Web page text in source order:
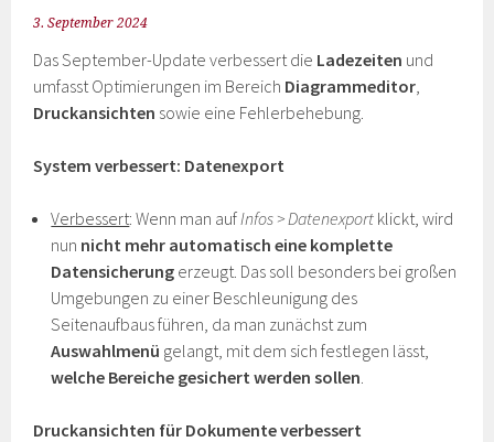
3. September 2024
Das September-Update verbessert die Ladezeiten und
umfasst Optimierungen im Bereich Diagrammeditor,
Druckansichten sowie eine Fehlerbehebung.
System verbessert: Datenexport
Verbessert: Wenn man aufInfos > Datenexport klickt, wird
nun nicht mehr automatisch eine komplette
Datensicherung erzeugt. Das soll besonders bei großen
Umgebungen zu einer Beschleunigung des
Seitenaufbaus führen, da man zunächst zum
Auswahlmenü gelangt, mit dem sich festlegen lässt,
welche Bereiche gesichert werden sollen.
Druckansichten für Dokumente verbessert